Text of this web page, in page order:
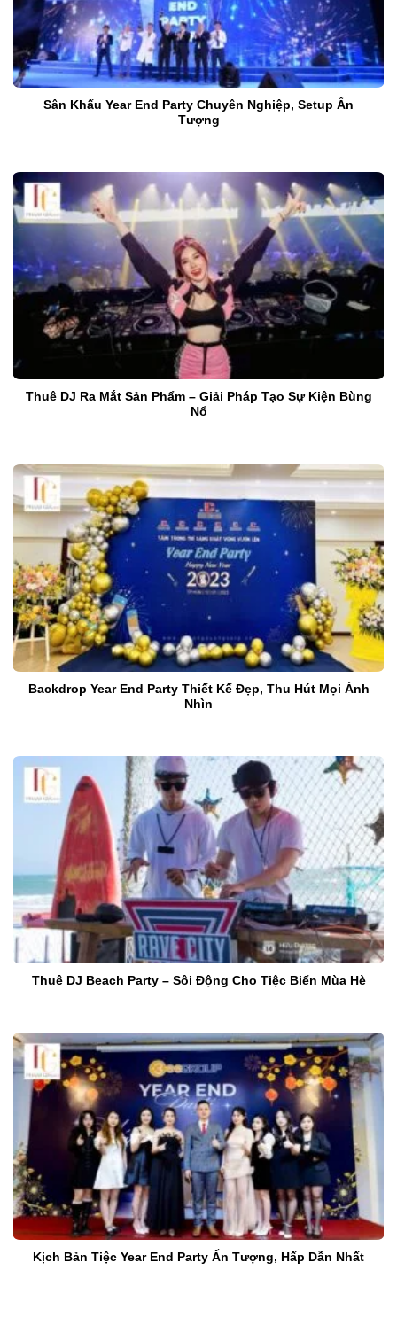
Sân Khấu Year End Party Chuyên Nghiệp, Setup Ấn
Tượng
Thuê DJ Ra Mắt Sản Phẩm – Giải Pháp Tạo Sự Kiện Bùng
Nổ
Backdrop Year End Party Thiết Kế Đẹp, Thu Hút Mọi Ánh
Nhìn
Thuê DJ Beach Party – Sôi Động Cho Tiệc Biển Mùa Hè
Kịch Bản Tiệc Year End Party Ấn Tượng, Hấp Dẫn Nhất